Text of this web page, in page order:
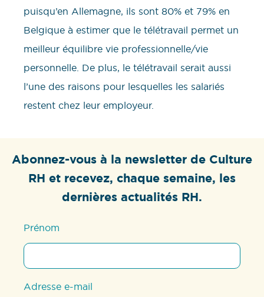
puisqu’en Allemagne, ils sont 80% et 79% en
Belgique à estimer que le télétravail permet un
meilleur équilibre vie professionnelle/vie
personnelle. De plus, le télétravail serait aussi
l’une des raisons pour lesquelles les salariés
restent chez leur employeur.
Abonnez-vous à la newsletter de Culture
RH et recevez, chaque semaine, les
dernières actualités RH.
Prénom
Adresse e-mail